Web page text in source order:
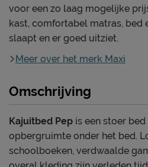
voor een zo laag mogelijke
kast, comfortabel matras, bed
slaapt en er goed uitziet.
Meer over het merk Maxi
Omschrijving
Kajuitbed Pep is een stoer
opbergruimte onder het bed.
schoolboeken, verdwaalde